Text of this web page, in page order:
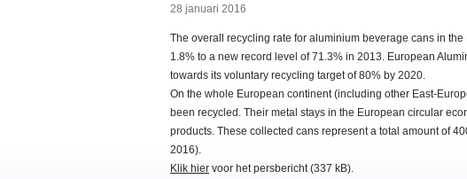
28 januari 2016
The overall recycling rate for aluminium beverage cans in
1.8% to a new record level of 71.3% in 2013. European
towards its voluntary recycling target of 80% by 2020.
On the whole European continent (including other East-
been recycled. Their metal stays in the European circular
products. These collected cans represent a total amount of
2016).
Klik hier voor het persbericht (337 kB).